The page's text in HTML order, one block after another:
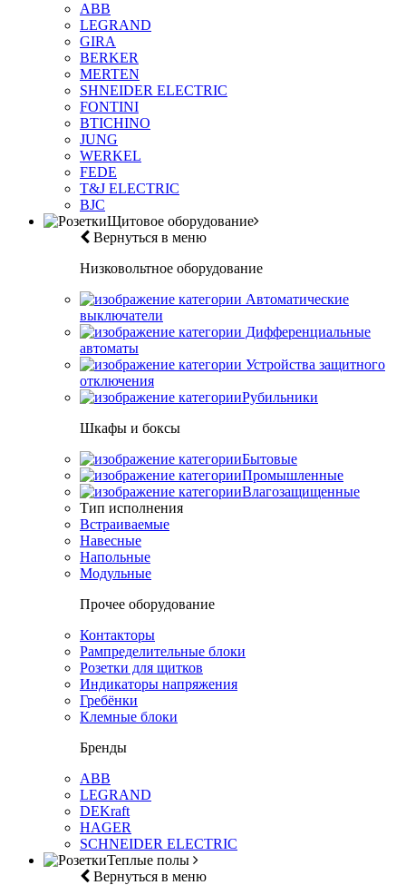
ABB
LEGRAND
GIRA
BERKER
MERTEN
SHNEIDER ELECTRIC
FONTINI
BTICHINO
JUNG
WERKEL
FEDE
T&J ELECTRIC
BJC
Щитовое оборудование
Вернуться в меню
Низковольтное оборудование
Автоматические
выключатели
Дифференциальные
автоматы
Устройства защитного
отключения
Рубильники
Шкафы и боксы
Бытовые
Промышленные
Влагозащищенные
Тип исполнения
Встраиваемые
Навесные
Напольные
Модульные
Прочее оборудование
Контакторы
Рампределительные блоки
Розетки для щитков
Индикаторы напряжения
Гребёнки
Клемные блоки
Бренды
ABB
LEGRAND
DEKraft
HAGER
SCHNEIDER ELECTRIC
Теплые полы
Вернуться в меню